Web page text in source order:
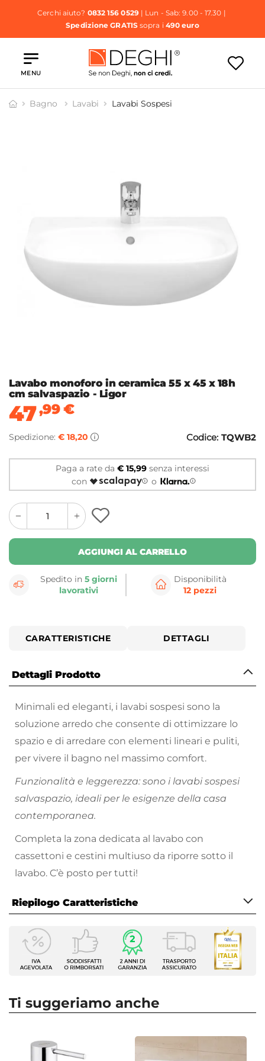
Cerchi aiuto? 0832 156 0529| Lun - Sab: 9.00 - 17.30 |
Spedizione GRATISsopra i 490 euro
MENU
Bagno Lavabi Lavabi Sospesi
Lavabo monoforo in ceramica 55 x 45 x 18h
cm salvaspazio - Ligor
47,99€
Spedizione: € 18,20 Codice: TQWB2
Paga a rate da € 15,99 senza interessi
con
o
quantity
button
quantity
minus
button
AGGIUNGI AL CARRELLO
Spedito in5 giorni
lavorativi
Disponibilità
12 pezzi
CARATTERISTICHE DETTAGLI
Dettagli Prodotto
Minimali ed eleganti, i lavabi sospesi sono la
soluzione arredo che consente di ottimizzare lo
spazio e di arredare con elementi lineari e puliti,
per vivere il bagno nel massimo comfort.
Funzionalità e leggerezza: sono i lavabi sospesi
salvaspazio, ideali per le esigenze della casa
contemporanea.
Completa la zona dedicata al lavabo con
cassettoni e cestini multiuso da riporre sotto il
lavabo. C’è posto per tutti!
Riepilogo Caratteristiche
Caratteristiche
Forma
Rettangolare
Profondità
Altezza
Ti suggeriamo anche